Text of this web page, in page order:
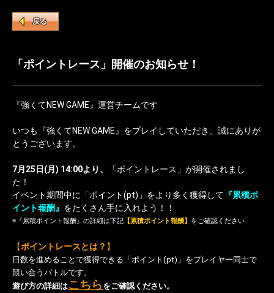
戻る
「ポイントレース」開催のお知らせ！
『強くてNEW GAME』運営チームです
いつも『強くてNEW GAME』をプレイしていただき、誠にありが
とうございます。
7月25日(月) 14:00より、
「ポイントレース」が開催されまし
た！
イベント期間中に「ポイント(pt)」をより多く獲得して 『累積ポ
イント報酬』 をたくさん手に入れよう！！
※『累積ポイント報酬』の詳細は下記 【累積ポイント報酬】 をご確認ください
【ポイントレースとは？ 】
日数を進めることで獲得できる「ポイント(pt)」をプレイヤー同士で
競い合うバトルです。
遊び方の詳細はこちら をご確認ください。